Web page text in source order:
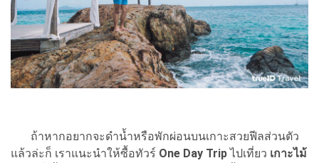
ถ้าหากอยากจะดำน้ำหรือพักผ่อนบนเกาะสวยฟีลส่วนตัว
แล้วล่ะก็ เราแนะนำให้ซื้อทัวร์ One Day Tripไปเที่ยว เกาะไม้